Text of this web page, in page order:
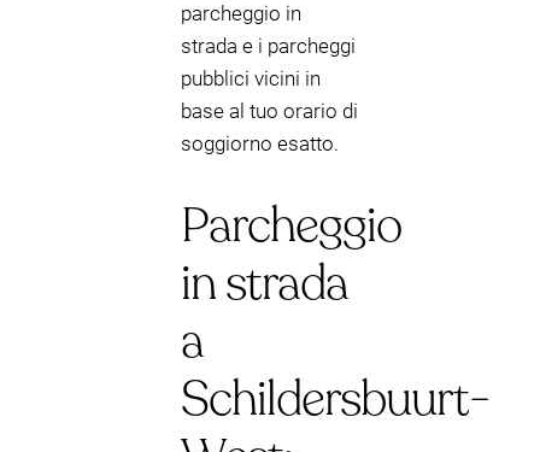
parcheggio in
strada e i parcheggi
pubblici vicini in
base al tuo orario di
soggiorno esatto.
Parcheggio
in strada
a
Schildersbuurt-